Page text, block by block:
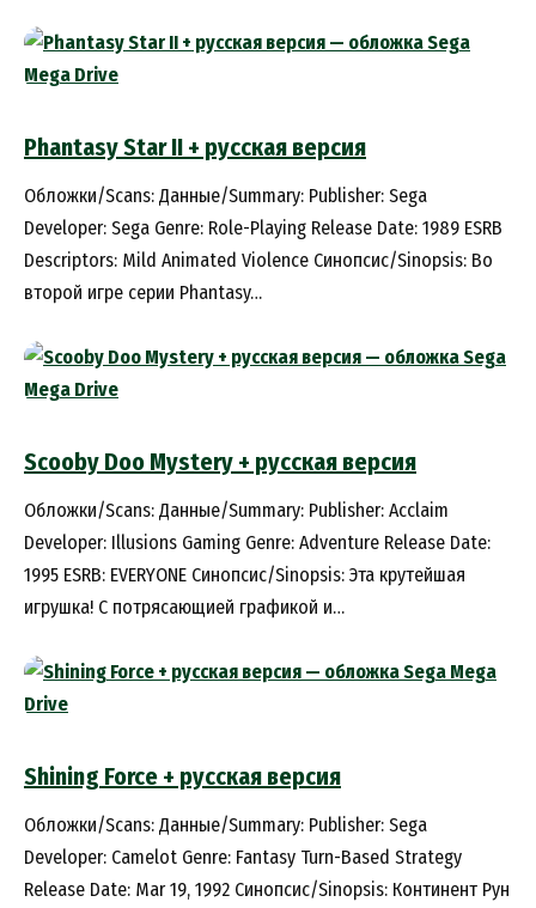
Phantasy Star II + русская версия
Обложки/Scans: Данные/Summary: Publisher: Sega
Developer: Sega Genre: Role-Playing Release Date: 1989 ESRB
Descriptors: Mild Animated Violence Синопсис/Sinopsis: Во
второй игре серии Phantasy…
Scooby Doo Mystery + русская версия
Обложки/Scans: Данные/Summary: Publisher: Acclaim
Developer: Illusions Gaming Genre: Adventure Release Date:
1995 ESRB: EVERYONE Синопсис/Sinopsis: Эта крутейшая
игрушка! С потрясающией графикой и…
Shining Force + русская версия
Обложки/Scans: Данные/Summary: Publisher: Sega
Developer: Camelot Genre: Fantasy Turn-Based Strategy
Release Date: Mar 19, 1992 Синопсис/Sinopsis: Континент Рун